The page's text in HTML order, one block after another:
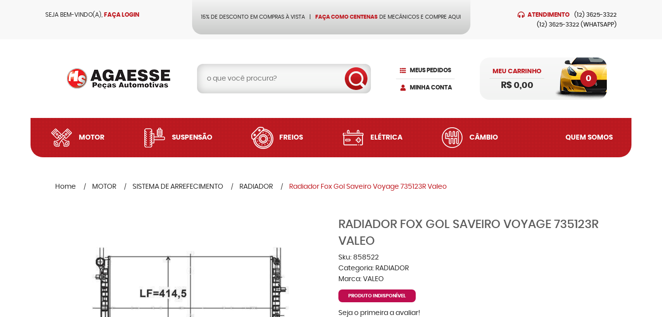
SEJA BEM-VINDO(A), FAÇA LOGIN 15% DE DESCONTO EM COMPRAS À VISTA FAÇA COMO CENTENAS DE MECÂNICOS E COMPRE AQUI ATENDIMENTO (12) 3625-3322
(12) 3625-3322 (WHATSAPP)
MEUS PEDIDOS
MINHA CONTA
MEU CARRINHO
0
R$ 0,00
MOTOR SUSPENSÃO FREIOS ELÉTRICA CÂMBIO QUEM SOMOS
Home MOTOR SISTEMA DE ARREFECIMENTO RADIADOR Radiador Fox Gol Saveiro Voyage 735123R Valeo
RADIADOR FOX GOL SAVEIRO VOYAGE 735123R
VALEO
Sku: 858522
Categoria: RADIADOR
Marca: VALEO
PRODUTO INDISPONÍVEL
Seja o primeira a avaliar!